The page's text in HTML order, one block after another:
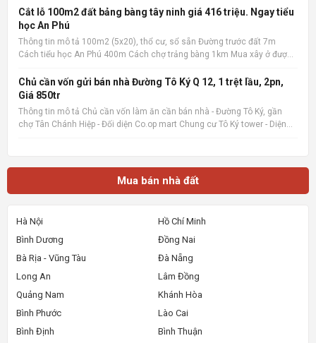
công rộng, sân phơi. Giá cực tốt chỉ 1.1
Cắt lỗ 100m2 đất bảng bàng tây ninh giá 416 triệu. Ngay tiểu
học An Phú
Thông tin mô tả 100m2 (5x20), thổ cư, sổ sẵn Đường trước đất 7m
Cách tiểu học An Phú 400m Cách chợ trảng bàng 1km Mua xây ở được
&mdash; Sàn rao vặt nhà đất uy tín 🔗 Tin gốc + ảnh chi
Chủ cần vốn gửi bán nhà Đường Tô Ký Q 12, 1 trệt lầu, 2pn,
Giá 850tr
Thông tin mô tả Chủ cần vốn làm ăn cần bán nhà - Đường Tô Ký, gần
chợ Tân Chánh Hiệp - Đối diện Co.op mart Chung cư Tô Ký tower - Diện
Mua bán nhà đất
Hà Nội
Hồ Chí Minh
Bình Dương
Đồng Nai
Bà Rịa - Vũng Tàu
Đà Nẵng
Long An
Lâm Đồng
Quảng Nam
Khánh Hòa
Bình Phước
Lào Cai
Bình Định
Bình Thuận